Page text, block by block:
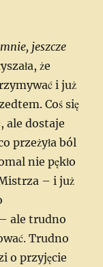
jeszcze
że
i już
Coś się
ale dostaje
przeżyła ból
nie pękło
– i już
ale trudno
Trudno
o przyjęcie